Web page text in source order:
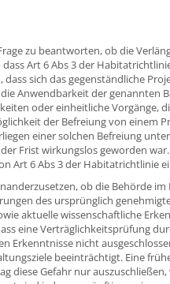
zu beantworten, ob die
Art 6 Abs 3 der
sich das gegenständliche
Anwendbarkeit der genannten
oder einheitliche Vorgänge,
der Befreiung von einem
einer solchen Befreiung
Frist wirkungslos geworden
Art 6 Abs 3 der Habitatrichtlinie
ob die Behörde im
des ursprünglich
aktuelle wissenschaftliche
eine Verträglichkeitsprüfung
Erkenntnisse nicht
beeinträchtigt. Eine
diese Gefahr nur